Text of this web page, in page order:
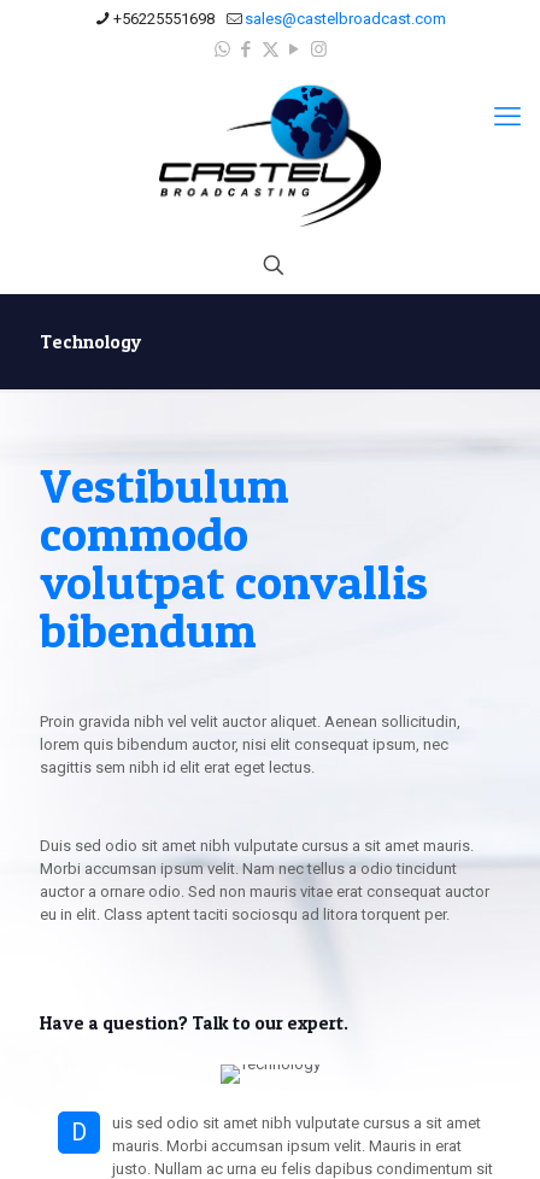
+56225551698 sales@castelbroadcast.com
Technology
Vestibulum
commodo
volutpat convallis
bibendum
Proin gravida nibh vel velit auctor aliquet. Aenean sollicitudin,
lorem quis bibendum auctor, nisi elit consequat ipsum, nec
sagittis sem nibh id elit erat eget lectus.
Duis sed odio sit amet nibh vulputate cursus a sit amet mauris.
Morbi accumsan ipsum velit. Nam nec tellus a odio tincidunt
auctor a ornare odio. Sed non mauris vitae erat consequat auctor
eu in elit. Class aptent taciti sociosqu ad litora torquent per.
Have a question? Talk to our expert.
D
uis sed odio sit amet nibh vulputate cursus a sit amet
mauris. Morbi accumsan ipsum velit. Mauris in erat
justo. Nullam ac urna eu felis dapibus condimentum sit